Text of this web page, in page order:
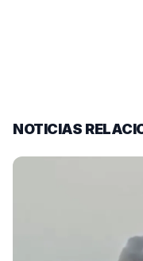
NOTICIAS